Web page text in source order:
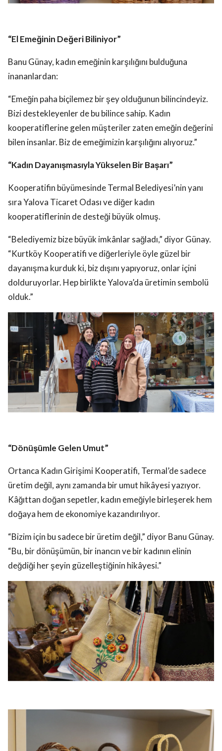
“El Emeğinin Değeri Biliniyor”
Banu Günay, kadın emeğinin karşılığını bulduğuna
inananlardan:
“Emeğin paha biçilemez bir şey olduğunun bilincindeyiz.
Bizi destekleyenler de bu bilince sahip. Kadın
kooperatiflerine gelen müşteriler zaten emeğin değerini
bilen insanlar. Biz de emeğimizin karşılığını alıyoruz.”
“Kadın Dayanışmasıyla Yükselen Bir Başarı”
Kooperatifin büyümesinde Termal Belediyesi’nin yanı
sıra Yalova Ticaret Odası ve diğer kadın
kooperatiflerinin de desteği büyük olmuş.
“Belediyemiz bize büyük imkânlar sağladı,” diyor Günay.
“Kurtköy Kooperatifi ve diğerleriyle öyle güzel bir
dayanışma kurduk ki, biz dışını yapıyoruz, onlar içini
dolduruyorlar. Hep birlikte Yalova’da üretimin sembolü
olduk.”
“Dönüşümle Gelen Umut”
Ortanca Kadın Girişimi Kooperatifi, Termal’de sadece
üretim değil, aynı zamanda bir umut hikâyesi yazıyor.
Kâğıttan doğan sepetler, kadın emeğiyle birleşerek hem
doğaya hem de ekonomiye kazandırılıyor.
“Bizim için bu sadece bir üretim değil,” diyor Banu Günay.
“Bu, bir dönüşümün, bir inancın ve bir kadının elinin
değdiği her şeyin güzelleştiğinin hikâyesi.”